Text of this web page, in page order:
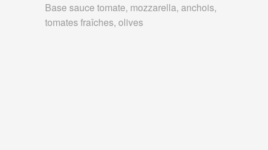
Base sauce tomate, mozzarella, anchois,
tomates fraîches, olives